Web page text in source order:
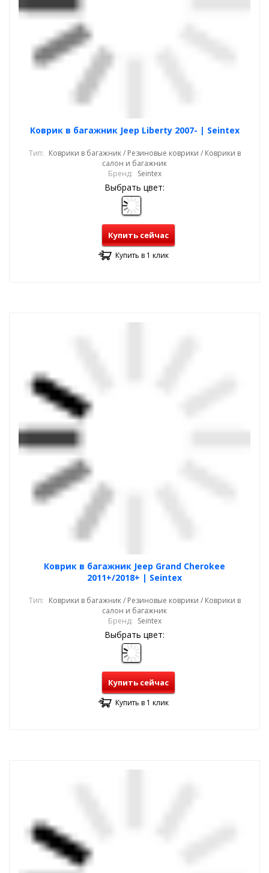
Коврик в багажник Jeep Liberty 2007- | Seintex
Тип: Коврики в багажник / Резиновые коврики / Коврики в
салон и багажник
Бренд: Seintex
Выбрать цвет:
Купить сейчас
Купить в 1 клик
Коврик в багажник Jeep Grand Cherokee
2011+/2018+ | Seintex
Тип: Коврики в багажник / Резиновые коврики / Коврики в
салон и багажник
Бренд: Seintex
Выбрать цвет:
Купить сейчас
Купить в 1 клик